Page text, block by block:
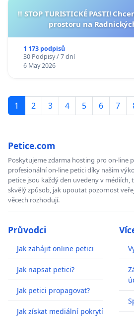
‼️ STOP TURISTICKÉ PASTI!
prostoru na
1 173 podpisů
30 Podpisy / 7 dní
6 May 2026
1 2 3 4 5 6 7
Petice.com
Poskytujeme zdarma hosting pro on-line
profesionální on-line petici díky našim
petice jsou každý den uvedeny v médiích,
skvělý způsob, jak upoutat pozornost
věcech rozhodují.
Průvodci
Jak zahájit online petici
Jak napsat petici?
Jak petici propagovat?
Jak získat mediální pokrytí